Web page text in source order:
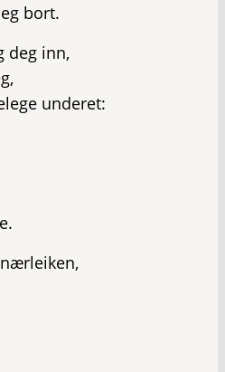
bort.
deg inn,
underet: